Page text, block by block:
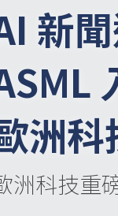
新
洲科
洲科技重